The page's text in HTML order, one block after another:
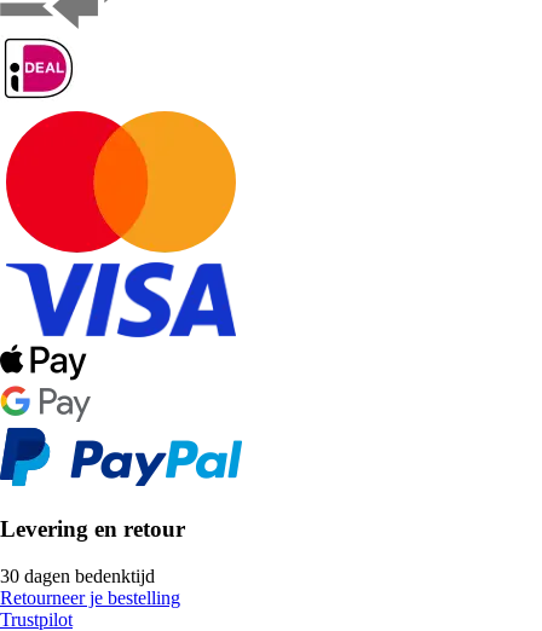
Levering en retour
30 dagen bedenktijd
Retourneer je bestelling
Trustpilot